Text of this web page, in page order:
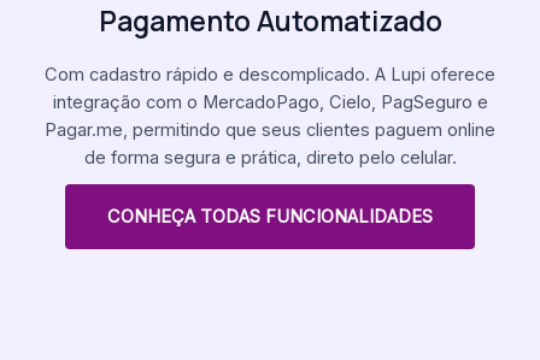
Pagamento Automatizado
Com cadastro rápido e descomplicado. A Lupi oferece
integração com o MercadoPago, Cielo, PagSeguro e
Pagar.me, permitindo que seus clientes paguem online
de forma segura e prática, direto pelo celular.
CONHEÇA TODAS FUNCIONALIDADES